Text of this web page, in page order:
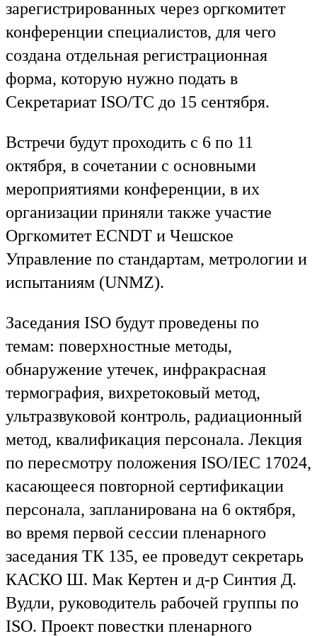
зарегистрированных через оргкомитет
конференции специалистов, для чего
создана отдельная регистрационная
форма, которую нужно подать в
Секретариат ISO/TC до 15 сентября.
Встречи будут проходить с 6 по 11
октября, в сочетании с основными
мероприятиями конференции, в их
организации приняли также участие
Оргкомитет ECNDT и Чешское
Управление по стандартам, метрологии и
испытаниям (UNMZ).
Заседания ISO будут проведены по
темам: поверхностные методы,
обнаружение утечек, инфракрасная
термография, вихретоковый метод,
ультразвуковой контроль, радиационный
метод, квалификация персонала. Лекция
по пересмотру положения ISO/IEC 17024,
касающееся повторной сертификации
персонала, запланирована на 6 октября,
во время первой сессии пленарного
заседания ТК 135, ее проведут секретарь
КАСКО Ш. Мак Кертен и д-р Синтия Д.
Вудли, руководитель рабочей группы по
ISO. Проект повестки пленарного